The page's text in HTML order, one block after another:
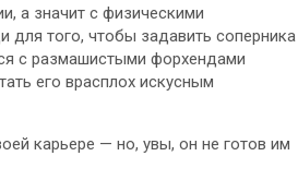
а значит с физическими
для того, чтобы задавить соперника
с размашистыми форхендами
его врасплох искусным
карьере — но, увы, он не готов им